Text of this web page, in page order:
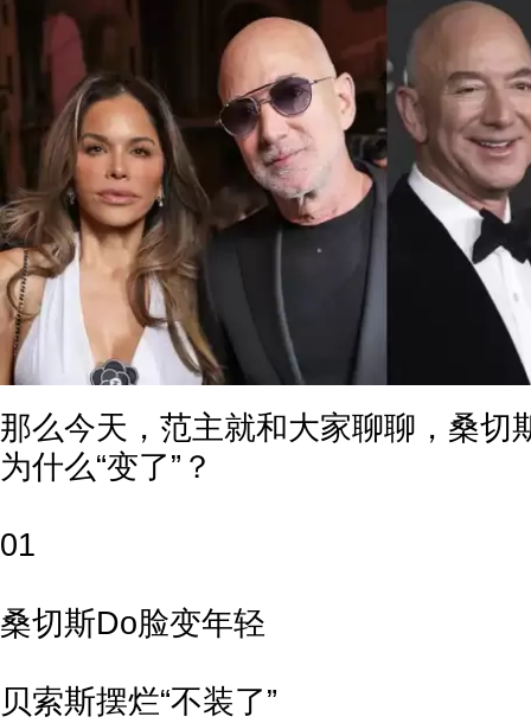
那么今天，范主就和大家聊聊，桑切
为什么“变了”？
01
桑切斯Do脸变年轻
贝索斯摆烂“不装了”